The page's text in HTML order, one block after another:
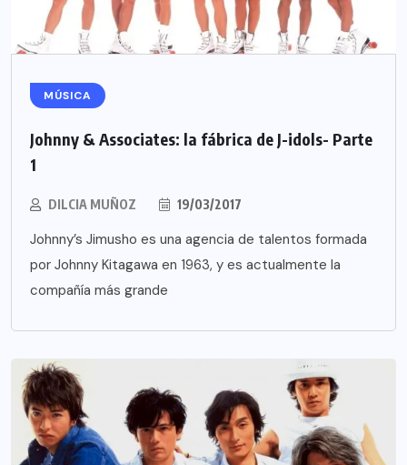
MÚSICA
Johnny & Associates: la fábrica de J-idols- Parte
1
DILCIA MUÑOZ 19/03/2017
Johnny’s Jimusho es una agencia de talentos formada
por Johnny Kitagawa en 1963, y es actualmente la
compañía más grande